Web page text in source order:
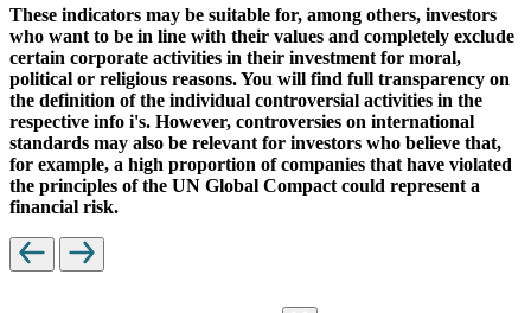
These indicators may be suitable for, among others, investors
who want to be in line with their values and completely exclude
certain corporate activities in their investment for moral,
political or religious reasons. You will find full transparency on
the definition of the individual controversial activities in the
respective info i's. However, controversies on international
standards may also be relevant for investors who believe that,
for example, a high proportion of companies that have violated
the principles of the UN Global Compact could represent a
financial risk.